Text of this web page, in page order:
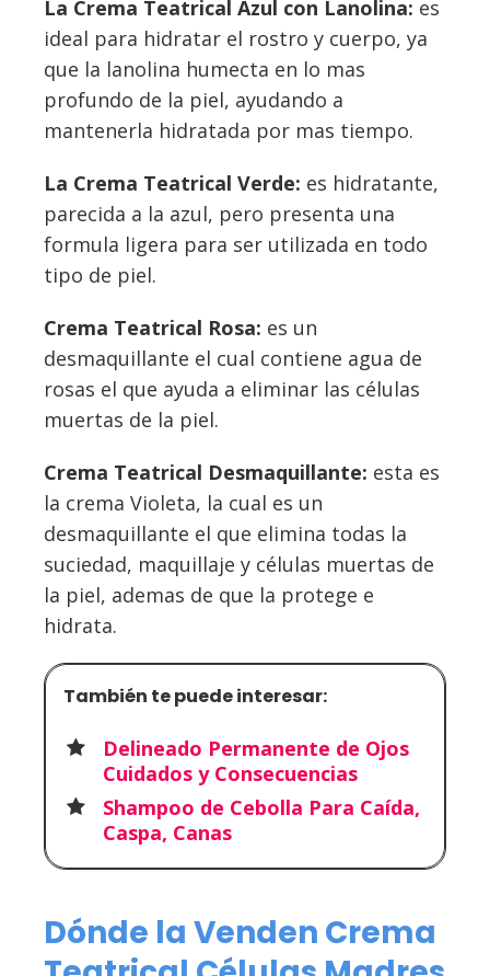
La Crema Teatrical Azul con Lanolina: es
ideal para hidratar el rostro y cuerpo, ya
que la lanolina humecta en lo mas
profundo de la piel, ayudando a
mantenerla hidratada por mas tiempo.
La Crema Teatrical Verde: es hidratante,
parecida a la azul, pero presenta una
formula ligera para ser utilizada en todo
tipo de piel.
Crema Teatrical Rosa: es un
desmaquillante el cual contiene agua de
rosas el que ayuda a eliminar las células
muertas de la piel.
Crema Teatrical Desmaquillante: esta es
la crema Violeta, la cual es un
desmaquillante el que elimina todas la
suciedad, maquillaje y células muertas de
la piel, ademas de que la protege e
hidrata.
También te puede interesar:
Delineado Permanente de Ojos
Cuidados y Consecuencias
Shampoo de Cebolla Para Caída,
Caspa, Canas
Dónde la Venden Crema